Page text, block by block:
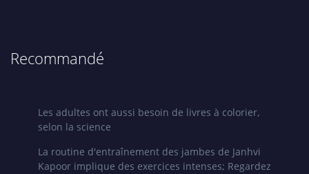
Recommandé
Les adultes ont aussi besoin de livres à colorier,
selon la science
La routine d'entraînement des jambes de Janhvi
Kapoor implique des exercices intenses; Regardez